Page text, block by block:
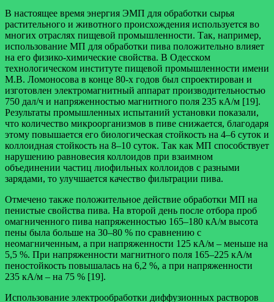
В настоящее время энергия ЭМП для обработки сырья
растительного и животного происхождения используется во
многих отраслях пищевой промышленности. Так, например,
использование МП для обработки пива положительно влияет
на его физико-химические свойства. В Одесском
технологическом институте пищевой промышленности имени
М.В. Ломоносова в конце 80-х годов был спроектирован и
изготовлен электромагнитный аппарат производительностью
750 дал/ч и напряженностью магнитного поля 235 кА/м [19].
Результаты промышленных испытаний установки показали,
что количество микроорганизмов в пиве снижается, благодаря
этому повышается его биологическая стойкость на 4–6 суток и
коллоидная стойкость на 8–10 суток. Так как МП способствует
нарушению равновесия коллоидов при взаимном
объединении частиц лиофильных коллоидов с разными
зарядами, то улучшается качество фильтрации пива.
Отмечено также положительное действие обработки МП на
пенистые свойства пива. На второй день после отбора проб
омагниченного пива напряженностью 165–180 кА/м высота
пены была больше на 30–80 % по сравнению с
неомагниченным, а при напряженности 125 кА/м – меньше на
5,5 %. При напряженности магнитного поля 165–225 кА/м
пеностойкость повышалась на 6,2 %, а при напряженности
235 кА/м – на 75 % [19].
Использование электрообработки диффузионных растворов